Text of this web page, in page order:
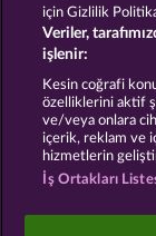
Sosyal casino
için Gizlilik
Veriler,
işlenir:
Kesin coğrafi
özelliklerini aktif
ve/veya onlara
içerik, reklam ve
hizmetlerin
İş Ortakları